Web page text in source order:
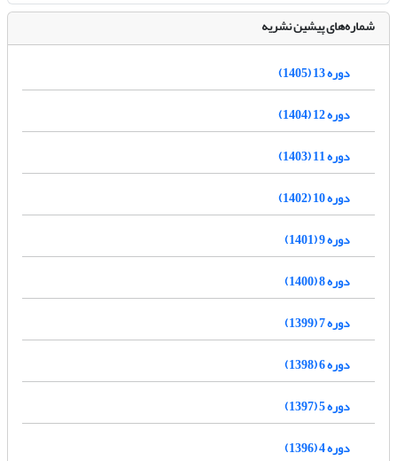
شماره‌های پیشین نشریه
دوره 13 (1405)
دوره 12 (1404)
دوره 11 (1403)
دوره 10 (1402)
دوره 9 (1401)
دوره 8 (1400)
دوره 7 (1399)
دوره 6 (1398)
دوره 5 (1397)
دوره 4 (1396)